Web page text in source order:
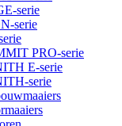
serie
serie
PRO-serie
E-serie
serie